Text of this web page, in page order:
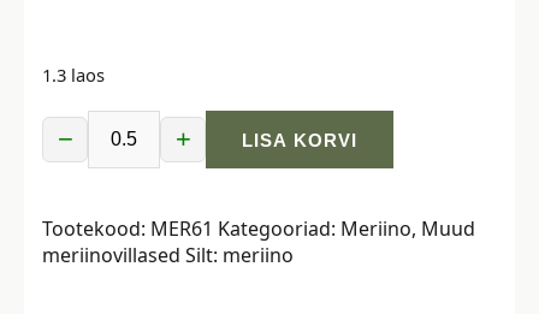
1.3 laos
−
Meriinovillane
trikotaaž
180
gr,
+ LISA KORVI
Tootekood: MER61 Kategooriad: Meriino, Muud
meriinovillased Silt: meriino